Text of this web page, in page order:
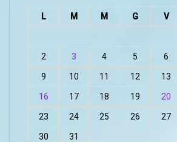
L M M G V
2 3 4 5 6
9 10 11 12 13
16 17 18 19 20
23 24 25 26 27
30
31